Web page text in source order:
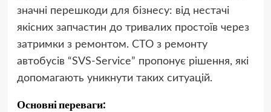
значні перешкоди для бізнесу: від нестачі
якісних запчастин до тривалих простоїв через
затримки з ремонтом. СТО з ремонту
автобусів “SVS-Service” пропонує рішення, які
допомагають уникнути таких ситуацій.
Основні переваги: